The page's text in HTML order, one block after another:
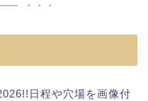
日程や穴場を画像付